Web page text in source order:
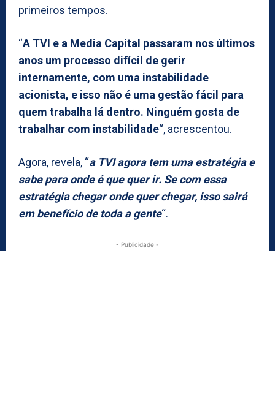
primeiros tempos.
“A TVI e a Media Capital passaram nos últimos
anos um processo difícil de gerir
internamente, com uma instabilidade
acionista, e isso não é uma gestão fácil para
quem trabalha lá dentro. Ninguém gosta de
trabalhar com instabilidade“, acrescentou.
Agora, revela, “a TVI agora tem uma estratégia e
sabe para onde é que quer ir. Se com essa
estratégia chegar onde quer chegar, isso sairá
em benefício de toda a gente“.
- Publicidade -